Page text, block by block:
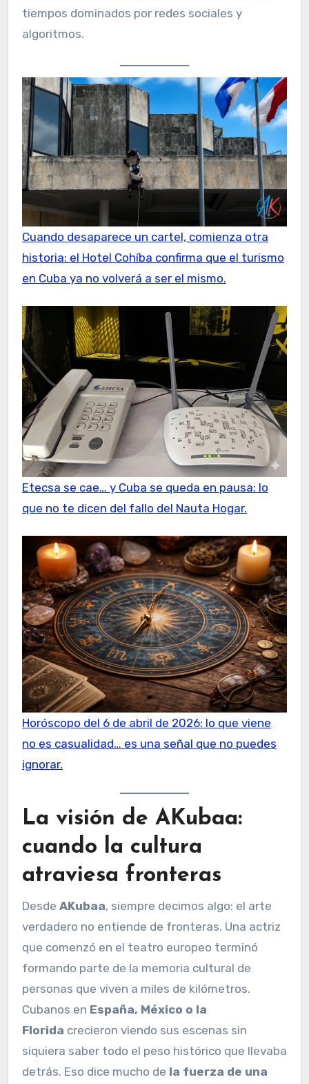
tiempos dominados por redes sociales y
algoritmos.
Cuando desaparece un cartel, comienza otra
historia: el Hotel Cohíba confirma que el turismo
en Cuba ya no volverá a ser el mismo.
Etecsa se cae… y Cuba se queda en pausa: lo
que no te dicen del fallo del Nauta Hogar.
Horóscopo del 6 de abril de 2026: lo que viene
no es casualidad… es una señal que no puedes
ignorar.
La visión de AKubaa:
cuando la cultura
atraviesa fronteras
Desde AKubaa, siempre decimos algo: el arte
verdadero no entiende de fronteras. Una actriz
que comenzó en el teatro europeo terminó
formando parte de la memoria cultural de
personas que viven a miles de kilómetros.
Cubanos en España, México o la
Florida crecieron viendo sus escenas sin
siquiera saber todo el peso histórico que llevaba
detrás. Eso dice mucho de la fuerza de una